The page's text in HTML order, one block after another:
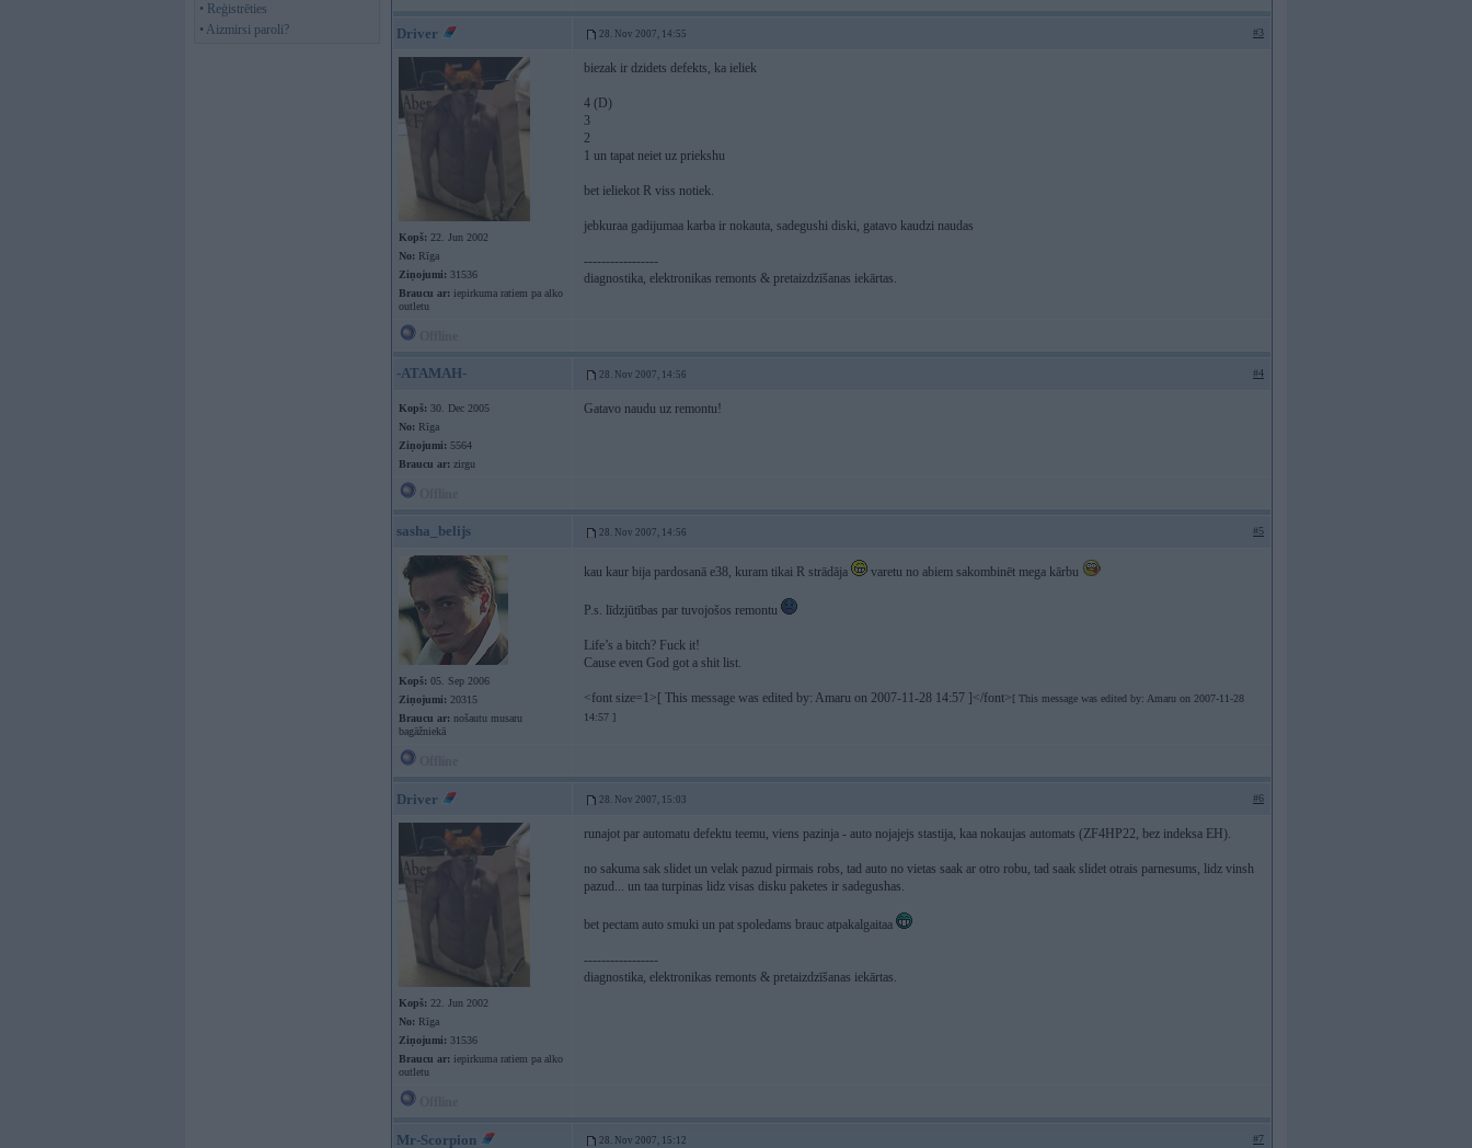
• Reģistrēties
• Aizmirsi paroli?
Driver 28. Nov 2007, 14:55 #3
Kopš: 22. Jun 2002
No: Rīga
Ziņojumi: 31536
Braucu ar: iepirkuma ratiem pa alko
outletu
biezak ir dzidets defekts, ka ieliek
4 (D)
3
2
1 un tapat neiet uz priekshu
bet ieliekot R viss notiek.
jebkuraa gadijumaa karba ir nokauta, sadegushi diski, gatavo kaudzi naudas
-----------------
diagnostika, elektronikas remonts & pretaizdzīšanas iekārtas.
-ATAMAH- 28. Nov 2007, 14:56 #4
Kopš: 30. Dec 2005
No: Rīga
Ziņojumi: 5564
Braucu ar: zirgu
Gatavo naudu uz remontu!
sasha_belijs 28. Nov 2007, 14:56 #5
Kopš: 05. Sep 2006
Ziņojumi: 20315
Braucu ar: nošautu musaru
bagāžniekā
kau kaur bija pardosanā e38, kuram tikai R strādāja varetu no abiem sakombinēt mega kārbu
P.s. līdzjūtības par tuvojošos remontu
Life’s a bitch? Fuck it!
Cause even God got a shit list.
<font size=1>[ This message was edited by: Amaru on 2007-11-28 14:57 ]</font>[ This message was edited by: Amaru on 2007-11-28
14:57 ]
Driver 28. Nov 2007, 15:03 #6
Kopš: 22. Jun 2002
No: Rīga
Ziņojumi: 31536
Braucu ar: iepirkuma ratiem pa alko
outletu
runajot par automatu defektu teemu, viens pazinja - auto nojajejs stastija, kaa nokaujas automats (ZF4HP22, bez indeksa EH).
no sakuma sak slidet un velak pazud pirmais robs, tad auto no vietas saak ar otro robu, tad saak slidet otrais parnesums, lidz vinsh
pazud... un taa turpinas lidz visas disku paketes ir sadegushas.
bet pectam auto smuki un pat spoledams brauc atpakalgaitaa
-----------------
diagnostika, elektronikas remonts & pretaizdzīšanas iekārtas.
Mr-Scorpion 28. Nov 2007, 15:12 #7